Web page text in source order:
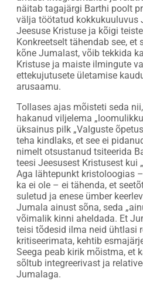
näitab tagajärgi Barthi poolt
välja töötatud kokkukuuluvus
Jeesuse Kristuse ja kõigi
Konkreetselt tähendab see, et
kõne Jumalast, võib tekkida
Kristuse ja maiste ilmingute
ettekujutusete ületamise
arusaamu.
Tollases ajas mõisteti seda
hakanud viljelema
üksainus pilk „Valguste
teha kindlaks, et see ei
nimelt otsustanud tsiteerida
teesi Jeesusest Kristusest kui
Aga lähtepunkt kristoloogias
ka ei ole – ei tähenda, et
suletud ja enese ümber
Jumala ainust sõna, seda
võimalik kinni aheldada. Et
teisi tõdesid ilma neid ühtlasi
kritiseerimata, kehtib
Seega peab kirik mõistma, et
sõltub integreerivast ja
Jumalaga.